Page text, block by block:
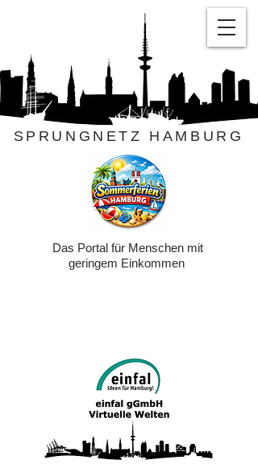
SPRUNGNETZ HAMBURG
Das Portal für Menschen mit
geringem Einkommen